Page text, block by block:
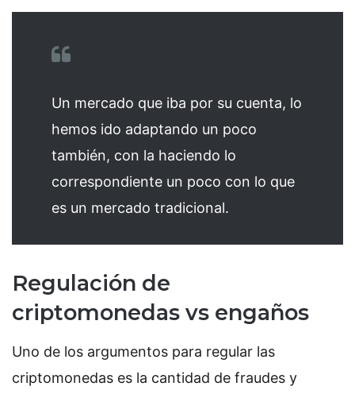
Un mercado que iba por su cuenta, lo
hemos ido adaptando un poco
también, con la haciendo lo
correspondiente un poco con lo que
es un mercado tradicional.
Regulación de
criptomonedas vs engaños
Uno de los argumentos para regular las
criptomonedas es la cantidad de fraudes y